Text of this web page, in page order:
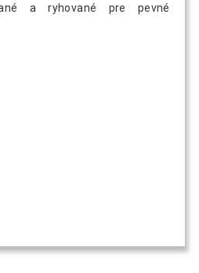
a ryhované pre pevné